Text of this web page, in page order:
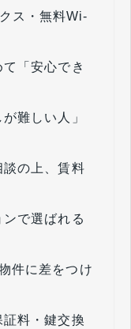
ス・無料Wi-
「安心でき
難しい人」
の上、賃料
で選ばれる
件に差をつけ
料・鍵交換